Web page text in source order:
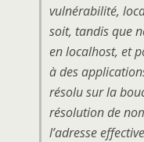
vulnérabilité,
soit, tandis que
en localhost, et
à des
résolu sur la
résolution de
l’adresse